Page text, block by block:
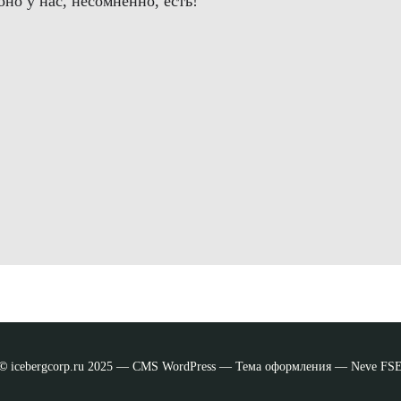
icebergcorp.ru 2025 — CMS WordPress — Тема оформления — Neve